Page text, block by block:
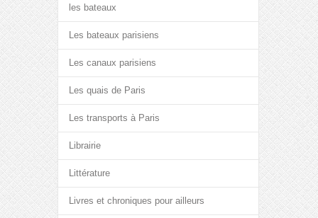
les bateaux
Les bateaux parisiens
Les canaux parisiens
Les quais de Paris
Les transports à Paris
Librairie
Littérature
Livres et chroniques pour ailleurs